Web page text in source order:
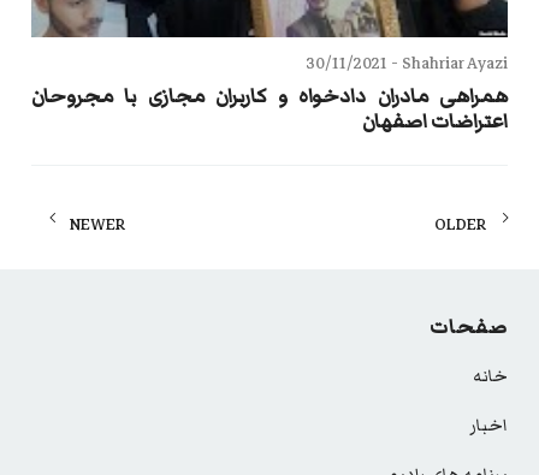
Shahriar Ayazi -
30/11/2021
همراهی مادران دادخواه و کاربران مجازی با مجروحان
اعتراضات اصفهان
Posts
OLDER
NEWER
صفحات
خانه
اخبار